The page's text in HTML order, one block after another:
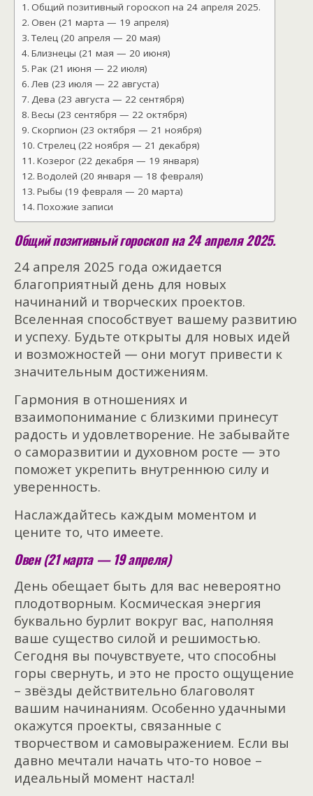
Общий позитивный гороскоп на 24 апреля 2025.
Овен (21 марта — 19 апреля)
Телец (20 апреля — 20 мая)
Близнецы (21 мая — 20 июня)
Рак (21 июня — 22 июля)
Лев (23 июля — 22 августа)
Дева (23 августа — 22 сентября)
Весы (23 сентября — 22 октября)
Скорпион (23 октября — 21 ноября)
Стрелец (22 ноября — 21 декабря)
Козерог (22 декабря — 19 января)
Водолей (20 января — 18 февраля)
Рыбы (19 февраля — 20 марта)
Похожие записи
Общий позитивный гороскоп на 24 апреля 2025.
24 апреля 2025 года ожидается
благоприятный день для новых
начинаний и творческих проектов.
Вселенная способствует вашему развитию
и успеху. Будьте открыты для новых идей
и возможностей — они могут привести к
значительным достижениям.
Гармония в отношениях и
взаимопонимание с близкими принесут
радость и удовлетворение. Не забывайте
о саморазвитии и духовном росте — это
поможет укрепить внутреннюю силу и
уверенность.
Наслаждайтесь каждым моментом и
цените то, что имеете.
Овен (21 марта — 19 апреля)
День обещает быть для вас невероятно
плодотворным. Космическая энергия
буквально бурлит вокруг вас, наполняя
ваше существо силой и решимостью.
Сегодня вы почувствуете, что способны
горы свернуть, и это не просто ощущение
– звёзды действительно благоволят
вашим начинаниям. Особенно удачными
окажутся проекты, связанные с
творчеством и самовыражением. Если вы
давно мечтали начать что-то новое –
идеальный момент настал!